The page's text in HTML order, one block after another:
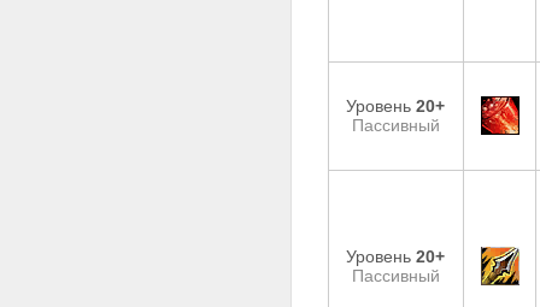
Уровень20+
Пассивный
Уровень20+
Пассивный